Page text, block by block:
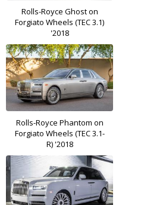
Rolls-Royce Ghost on
Forgiato Wheels (TEC 3.1)
'2018
Rolls-Royce Phantom on
Forgiato Wheels (TEC 3.1-
R) '2018